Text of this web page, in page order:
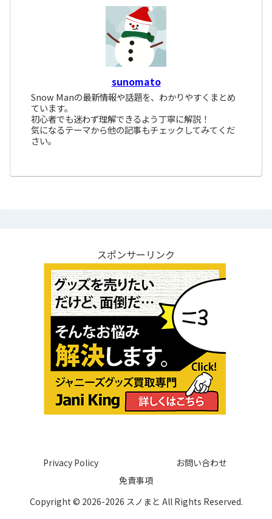
sunomato
Snow Manの最新情報や話題を、わかりやすくまとめ
ています。
初心者でも迷わず理解できるよう丁寧に解説！
気になるテーマから他の記事もチェックしてみてくだ
さい。
スポンサーリンク
Privacy Policy
お問い合わせ
免責事項
Copyright © 2026-2026 スノまと All Rights Reserved.